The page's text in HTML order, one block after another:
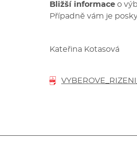
Bližší informace o
Případně vám je
Kateřina Kotasová